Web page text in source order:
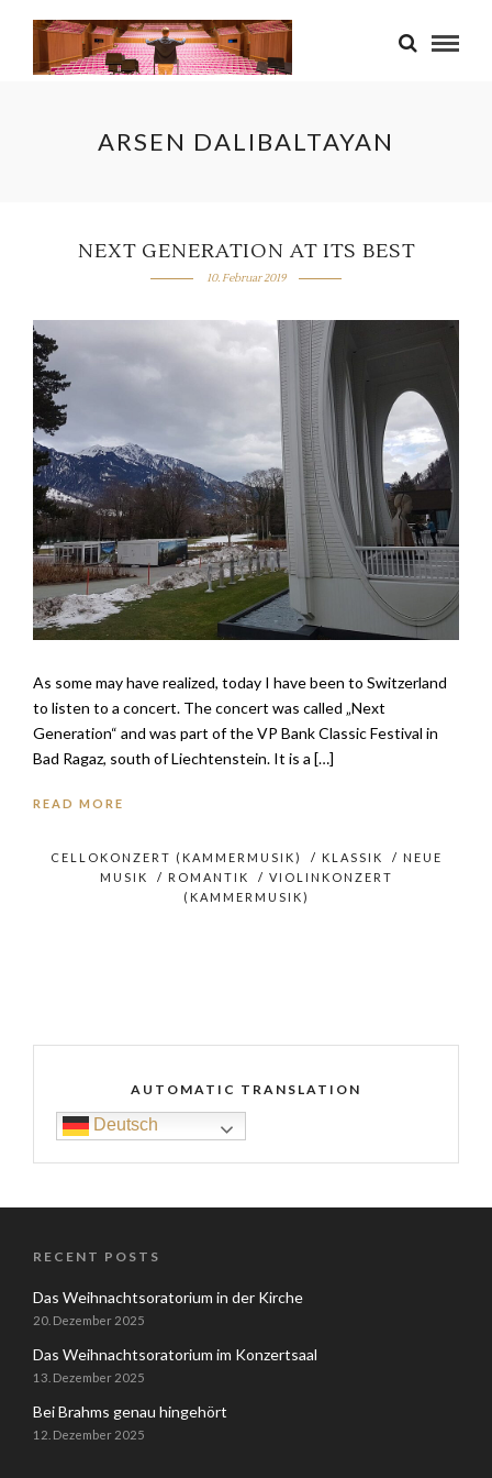
ARSEN DALIBALTAYAN
NEXT GENERATION AT ITS BEST
10. Februar 2019
As some may have realized, today I have been to Switzerland
to listen to a concert. The concert was called „Next
Generation“ and was part of the VP Bank Classic Festival in
Bad Ragaz, south of Liechtenstein. It is a […]
READ MORE
CELLOKONZERT (KAMMERMUSIK) / KLASSIK / NEUE
MUSIK
/ ROMANTIK / VIOLINKONZERT
(KAMMERMUSIK)
AUTOMATIC TRANSLATION
Deutsch
RECENT POSTS
Das Weihnachtsoratorium in der Kirche
20. Dezember 2025
Das Weihnachtsoratorium im Konzertsaal
13. Dezember 2025
Bei Brahms genau hingehört
12. Dezember 2025